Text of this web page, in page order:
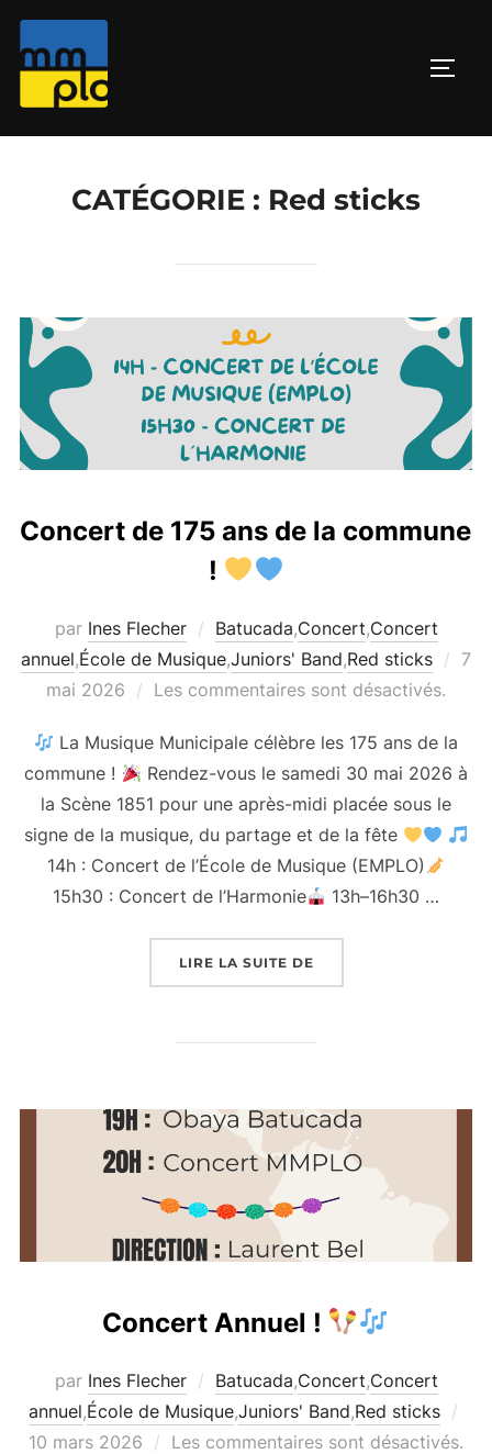
Aller
contenu
CATÉGORIE : Red sticks
Concert de 175 ans de la commune
!
par Ines Flecher Batucada,Concert,Concert
annuel,École de Musique,Juniors' Band,Red sticks
7
mai 2026
Les commentaires sont désactivés.
La Musique Municipale célèbre les 175 ans de la
commune !
Rendez-vous le samedi 30 mai 2026 à
la Scène 1851 pour une après-midi placée sous le
signe de la musique, du partage et de la fête
14h : Concert de l’École de Musique (EMPLO)
15h30 : Concert de l’Harmonie
13h–16h30 …
LIRE LA SUITE DE« CONCERT DE 175
Concert Annuel !
par Ines Flecher Batucada,Concert,Concert
annuel,École de Musique,Juniors' Band,Red sticks
10 mars 2026 Les commentaires sont désactivés.